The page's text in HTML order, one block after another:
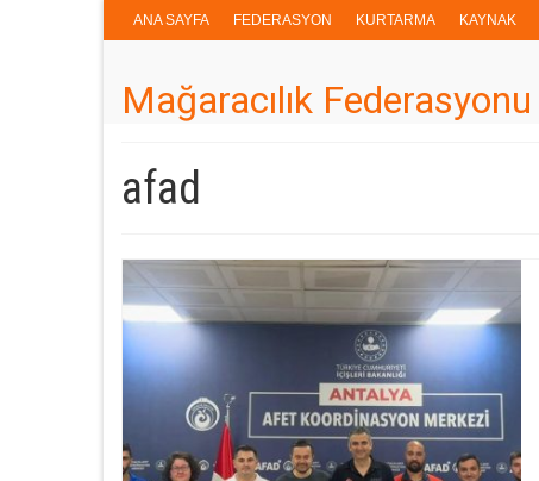
ANA SAYFA FEDERASYON KURTARMA KAYNAK
Mağaracılık Federasyonu
afad